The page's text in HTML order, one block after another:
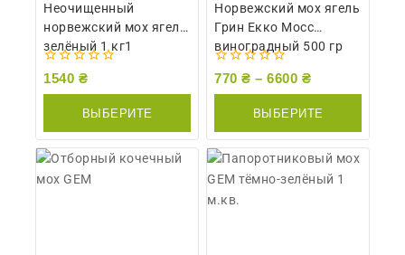
Неочищенный
норвежский мох ягель
зелёный 1 кг1
0
1540 ₴
ВЫБЕРИТЕ
ПАРАМЕТРЫ
Норвежский мох ягель
Грин Екко Мосс
виноградный 500 гр
0
770 ₴ – 6600 ₴
ВЫБЕРИТЕ
ПАРАМЕТРЫ